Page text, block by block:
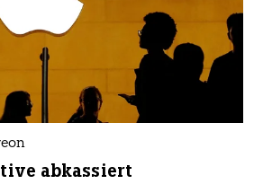
abkassiert